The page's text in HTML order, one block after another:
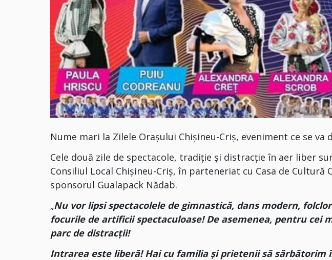
Nume mari la Zilele Orașului Chișineu-Criș, eveniment ce se va
Cele două zile de spectacole, tradiție și distracție în aer liber
Consiliul Local Chișineu-Criș, în parteneriat cu Casa de Cultură
sponsorul Gualapack Nădab.
„Nu vor lipsi spectacolele de gimnastică, dans modern,
focurile de artificii spectaculoase!De asemenea, pentru cei
parc de distracții!
Intrarea este liberă!Hai cu familia și prietenii să sărbătorim